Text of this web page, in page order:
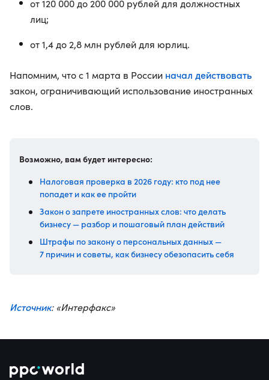
от 120 000 до 200 000 рублей для должностных
лиц;
от 1,4 до 2,8 млн рублей для юрлиц.
Напомним, что с 1 марта в России начал действовать
закон, ограничивающий использование иностранных
слов.
Возможно, вам будет интересно:
Налоговая проверка в 2026 году: кто под нее
попадет и как ее пройти
Закон о запрете иностранных слов: что делать
бизнесу — разбор и пошаговый план действий
Штрафы по закону о персональных данных —
7 причин и советы, как бизнесу обезопасить себя
Источник: «Интерфакс»